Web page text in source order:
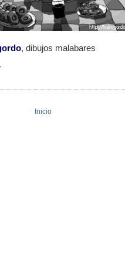
, dibujos malabares
Inicio